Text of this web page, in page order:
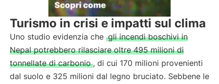
Turismo in crisi e impatti sul clima
Uno studio evidenzia che gli incendi boschivi in
Nepal potrebbero rilasciare oltre 495 milioni di
tonnellate di carbonio , di cui 170 milioni provenienti
dal suolo e 325 milioni dal legno bruciato. Sebbene le